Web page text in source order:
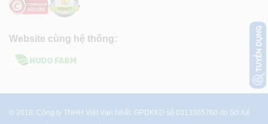
Website cùng hệ thống:
© 2018. Công ty TNHH Việt Vạn Nhất. GPDKKD số 0313365760 do Sở Kế